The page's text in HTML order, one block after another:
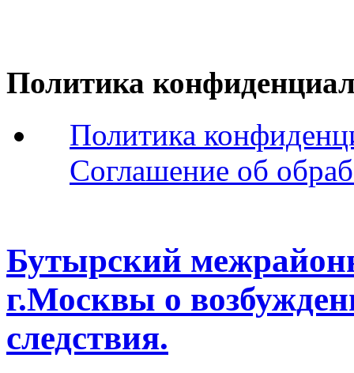
Политика
Политика
Соглашение об
Бутырский
г.Москвы о
следствия.